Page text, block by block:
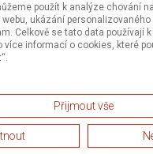
použít k analýze chování
ukázání personalizovaného
Celkově se tato data používají
více informací o cookies, které
Přijmout vše